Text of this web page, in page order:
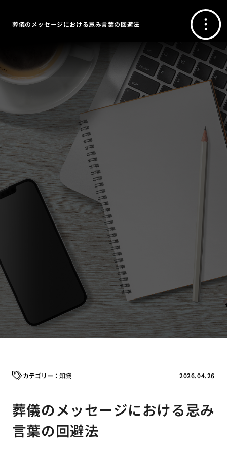
葬儀のメッセージにおける忌み言葉の回避法
2026.04.26
知識
葬儀のメッセージにおける忌み
言葉の回避法